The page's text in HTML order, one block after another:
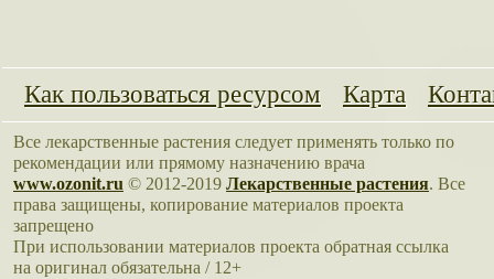
Как пользоваться ресурсом Карта
Все лекарственные растения следует применять только по
рекомендации или прямому назначению врача
www.ozonit.ru © 2012-2019 Лекарственные растения. Все
права защищены, копирование материалов проекта
запрещено
При использовании материалов проекта обратная ссылка
на оригинал обязательна / 12+